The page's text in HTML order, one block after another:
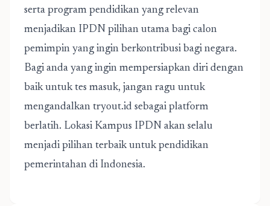
serta program pendidikan yang relevan
menjadikan IPDN pilihan utama bagi calon
pemimpin yang ingin berkontribusi bagi negara.
Bagi anda yang ingin mempersiapkan diri dengan
baik untuk tes masuk, jangan ragu untuk
mengandalkan tryout.id sebagai platform
berlatih. Lokasi Kampus IPDN akan selalu
menjadi pilihan terbaik untuk pendidikan
pemerintahan di Indonesia.